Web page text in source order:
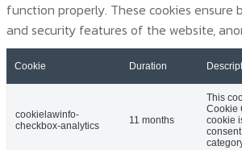
function properly. These cookies ensure
and security features of the website,
Cookie Duration
cookielawinfo-
checkbox-analytics
11 months
This
Cookie
cookie